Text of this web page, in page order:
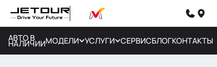
АВТО В
НАЛИЧИИМОДЕЛИ УСЛУГИ СЕРВИСБЛОГКОНТАКТЫ